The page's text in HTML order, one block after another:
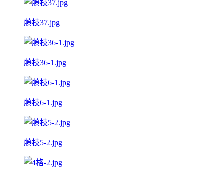
藤枝37.jpg
藤枝36-1.jpg
藤枝6-1.jpg
藤枝5-2.jpg